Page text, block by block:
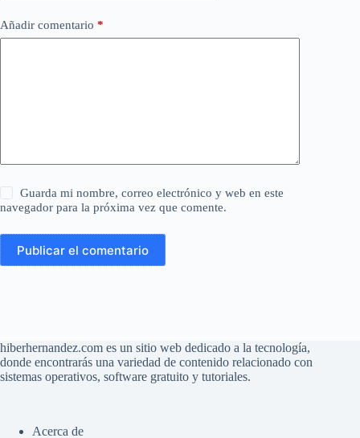
Añadir comentario *
Guarda mi nombre, correo electrónico y web en este
navegador para la próxima vez que comente.
Publicar el comentario
hiberhernandez.com es un sitio web dedicado a la tecnología,
donde encontrarás una variedad de contenido relacionado con
sistemas operativos, software gratuito y tutoriales.
Acerca de